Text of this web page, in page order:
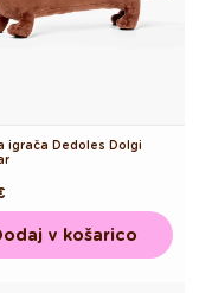
igrača Dedoles Dolgi
v košarico